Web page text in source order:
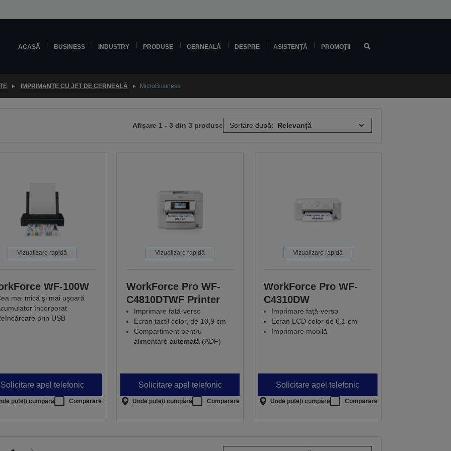
ACASĂ BUSINESS INDUSTRY PRODUSE CERNEALĂ DESPRE ASISTENŢĂ PROMOŢII
IMPRIMANTE CU JET DE CERNEALĂ MicroBusiness
Afișare 1 - 3 din 3 produse Sortare după:
Vizualizare rapidă
WF-100W
mai mică şi mai uşoară
încorporat
prin USB
Solicitare apel telefonic
puteți cumpăra Comparare
Vizualizare rapidă
WorkForce Pro WF-
C4810DTWF Printer
Imprimare față-verso
Ecran tactil color, de 10,9 cm
Compartiment pentru
alimentare automată (ADF)
Solicitare apel telefonic
Unde puteți cumpăra Comparare
Vizualizare rapidă
WorkForce Pro WF-
C4310DW
Imprimare față-verso
Ecran LCD color de 6,1 cm
Imprimare mobilă
Solicitare apel telefonic
Unde puteți cumpăra Comparare